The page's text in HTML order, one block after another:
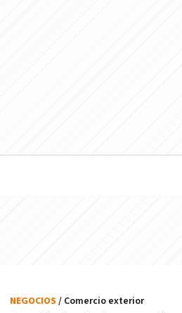
NEGOCIOS / Comercio exterior